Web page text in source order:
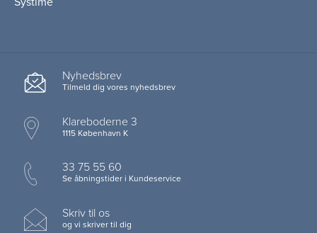
Nyhedsbrev
Tilmeld dig vores nyhedsbrev
Klareboderne 3
1115 København K
33 75 55 60
Se åbningstider i Kundeservice
Skriv til os
og vi skriver til dig